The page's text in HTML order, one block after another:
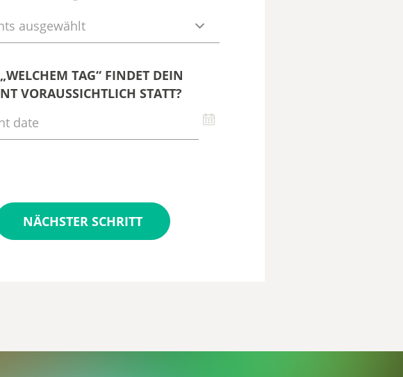
ausgewählt
TAG“ FINDET DEIN
VORAUSSICHTLICH STATT?
NÄCHSTER SCHRITT